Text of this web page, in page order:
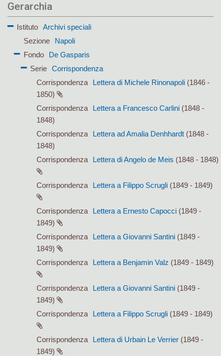
Gerarchia
Istituto
Archivi speciali
Sezione
Napoli
Fondo
De Gasparis
Serie Corrispondenza
Corrispondenza
Lettera di Michele Rinonapoli (1846 -
1850)
Corrispondenza
Lettera a Francesco Carlini (1848 -
1848)
Corrispondenza
Lettera ad Amalia Denhhardt (1848 -
1848)
Corrispondenza
Lettera di Angelo de Meis (1848 - 1848)
Corrispondenza Lettera a Filippo Scrugli (1849 - 1849)
Corrispondenza Lettera a Ernesto Capocci (1849 -
1849)
Corrispondenza
Lettera a Giovanni Santini (1849 -
1849)
Corrispondenza
Lettera a Benjamin Valz (1849 - 1849)
Corrispondenza Lettera a Giovanni Santini (1849 -
1849)
Corrispondenza
Lettera a Filippo Scrugli (1849 - 1849)
Corrispondenza Lettera di Urbain Le Verrier (1849 -
1849)